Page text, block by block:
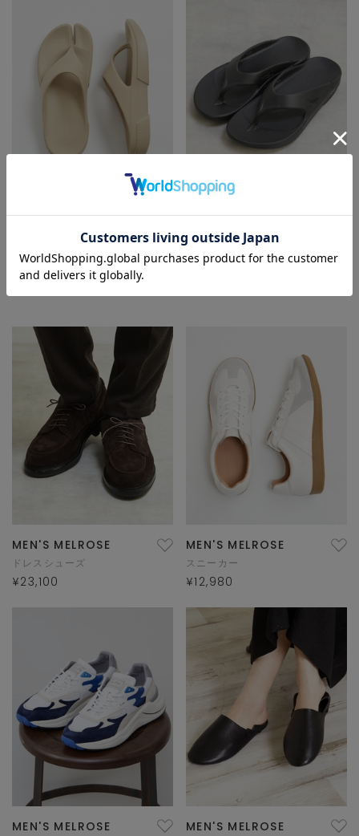
% OFF
¥7,832
SALE
¥8,580
再入荷 HIT
MEN'S MELROSE
ドレスシューズ
¥23,100
MEN'S MELROSE
スニーカー
¥12,980
MEN'S MELROSE MEN'S MELROSE